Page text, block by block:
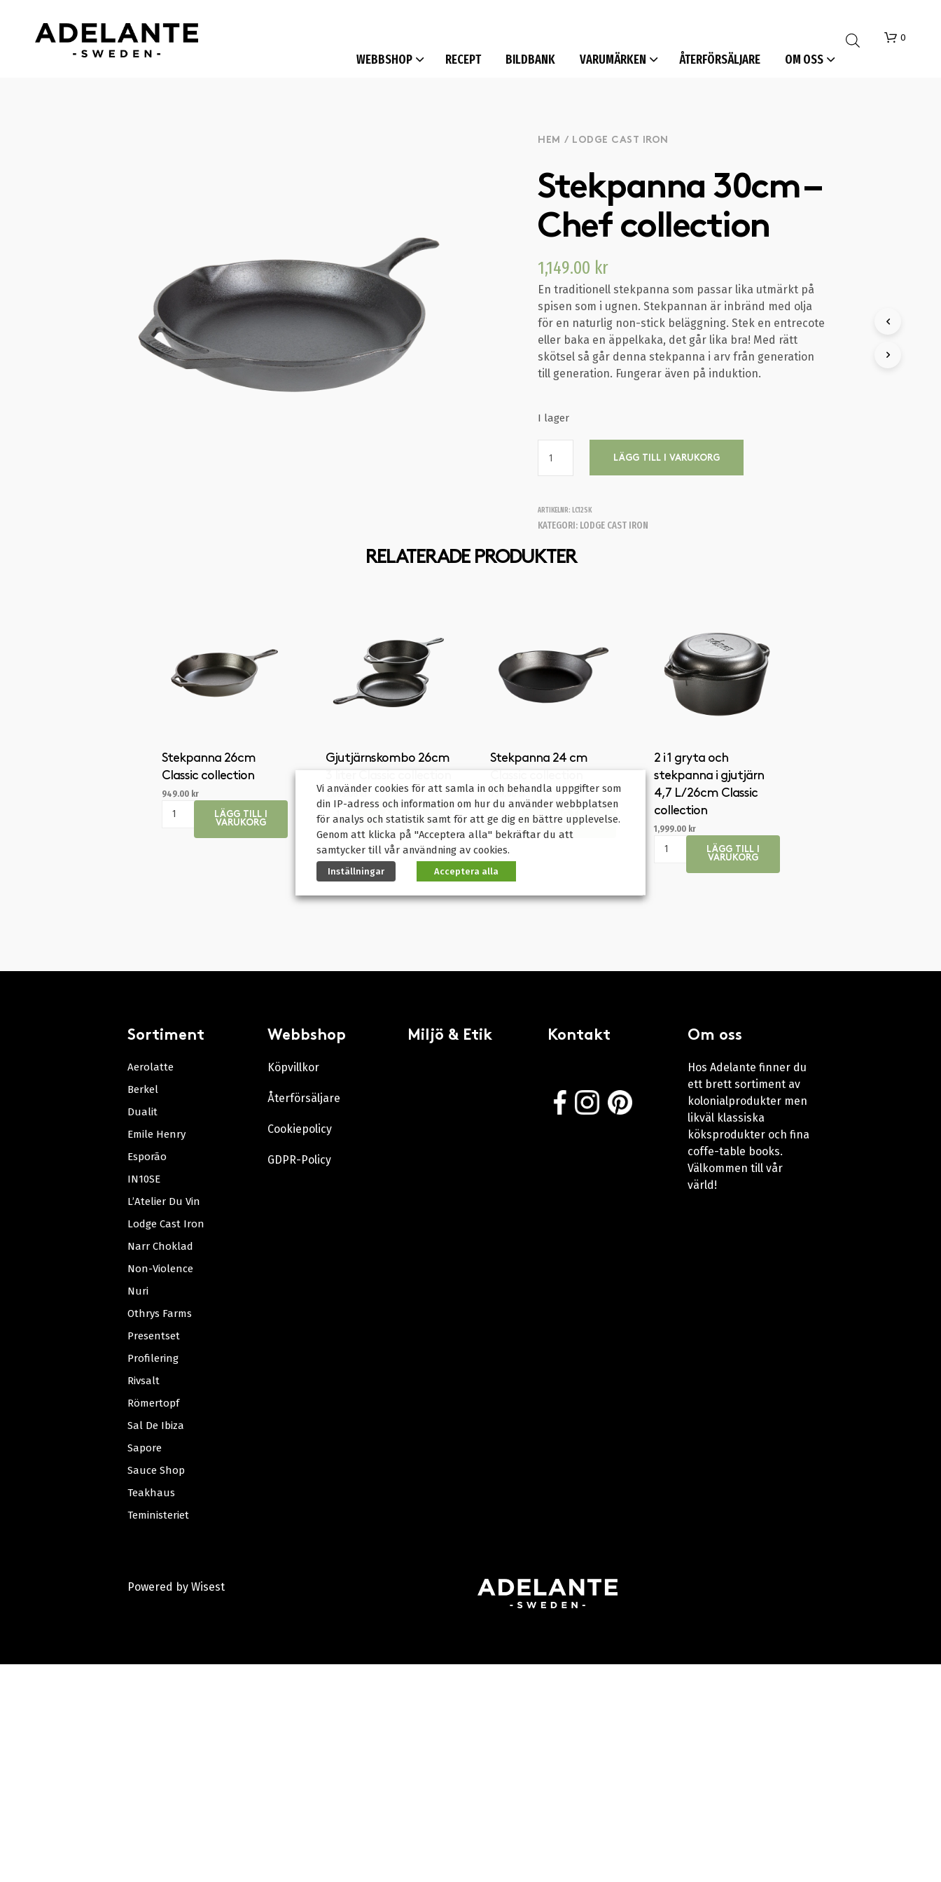
WEBBSHOP RECEPT BILDBANK VARUMÄRKEN ÅTERFÖRSÄLJARE OM OSS
0
HEM / LODGE CAST IRON
Stekpanna 30cm –
Chef collection
1,149.00 kr
En traditionell stekpanna som passar lika utmärkt på
spisen som i ugnen. Stekpannan är inbränd med olja
för en naturlig non-stick beläggning. Stek en entrecote
eller baka en äppelkaka, det går lika bra! Med rätt
skötsel så går denna stekpanna i arv från generation
till generation. Fungerar även på induktion.
I lager
LÄGG TILL I VARUKORG
ARTIKELNR: LC12SK
KATEGORI: LODGE CAST IRON
RELATERADE PRODUKTER
Stekpanna 26cm
Classic collection
949.00 kr
LÄGG TILL I
VARUKORG
Gjutjärnskombo 26cm
2,095.00kr
LÄGG TILL I
VARUKORG
Stekpanna 24 cm
759.00kr
LÄGG TILL I
VARUKORG
2 i 1 gryta och
stekpanna i gjutjärn
4,7 L / 26cm Classic
collection
1,999.00 kr
LÄGG TILL I
VARUKORG
Sortiment
Aerolatte
Berkel
Dualit
Emile Henry
Esporão
IN10SE
L’Atelier Du Vin
Lodge Cast Iron
Narr Choklad
Non-Violence
Nuri
Othrys Farms
Presentset
Profilering
Rivsalt
Römertopf
Sal De Ibiza
Sapore
Sauce Shop
Teakhaus
Teministeriet
Webbshop
Köpvillkor
Återförsäljare
Cookiepolicy
GDPR-Policy
Miljö & Etik Kontakt Om oss
Hos Adelante finner du
ett brett sortiment av
kolonialprodukter men
likväl klassiska
köksprodukter och fina
coffe-table books.
Välkommen till vår
värld!
Powered by Wisest
Vi använder cookies för att samla in och behandla uppgifter som
din IP-adress och information om hur du använder webbplatsen
för analys och statistik samt för att ge dig en bättre upplevelse.
Genom att klicka på "Acceptera alla" bekräftar du att
samtycker till vår användning av cookies.
Inställningar Acceptera alla